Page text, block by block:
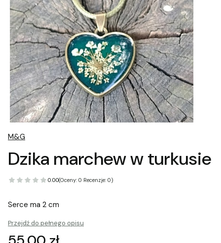
M&G
Dzika marchew w turkusie
0.00(Oceny: 0 Recenzje: 0)
Serce ma 2 cm
Przejdź do pełnego opisu